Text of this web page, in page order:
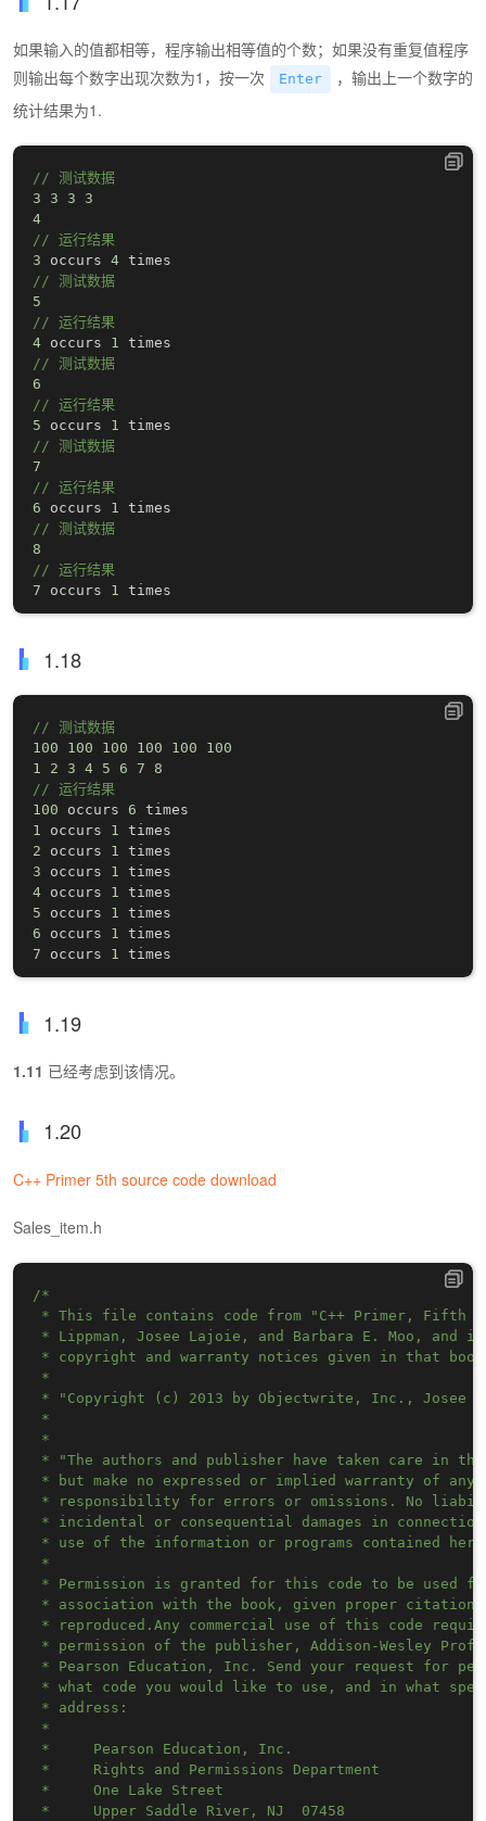
如果输入的值都相等，程序输出相等值的个数；如果没有重复值程序
则输出每个数字出现次数为1，按一次
Enter
，输出上一个数字的
统计结果为1.
// 测试数据
3
3 3
3
4
// 运行结果
3 occurs 4
// 测试数据
5
// 运行结果
4 occurs 1
// 测试数据
6
// 运行结果
5 occurs 1
// 测试数据
7
// 运行结果
6 occurs 1
// 测试数据
8
// 运行结果
7 occurs 1
1.18
// 测试数据
100
100 100 100 100
100
1
2 3 4 5 6 7
8
// 运行结果
100 occurs 6
1 occurs 1
2 occurs 1
3 occurs 1
4 occurs 1
5 occurs 1
6 occurs 1
7 occurs 1
1.19
1.11 已经考虑到该情况。
1.20
C++ Primer 5th source code download
Sales_item.h
/*
* This file contains code from "C++ Primer, Fifth
* Lippman, Josee Lajoie, and Barbara E. Moo, and
* copyright and warranty notices given in that
*
* "Copyright (c) 2013 by Objectwrite, Inc., Josee
*
*
* "The authors and publisher have taken care in
* but make no expressed or implied warranty of any
* responsibility for errors or omissions. No
* incidental or consequential damages in
* use of the information or programs contained
*
* Permission is granted for this code to be used
* association with the book, given proper citation
* reproduced.Any commercial use of this code
* permission of the publisher, Addison-Wesley
* Pearson Education, Inc. Send your request for
* what code you would like to use, and in what
* address:
*
*     Pearson Education, Inc.
*     Rights and Permissions Department
*     One Lake Street
*     Upper Saddle River, NJ  07458